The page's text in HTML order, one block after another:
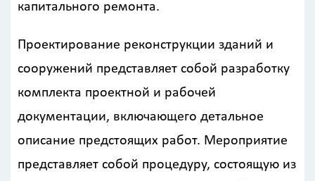
капитального ремонта.
Проектирование реконструкции зданий и
сооружений представляет собой разработку
комплекта проектной и рабочей
документации, включающего детальное
описание предстоящих работ. Мероприятие
представляет собой процедуру, состоящую из